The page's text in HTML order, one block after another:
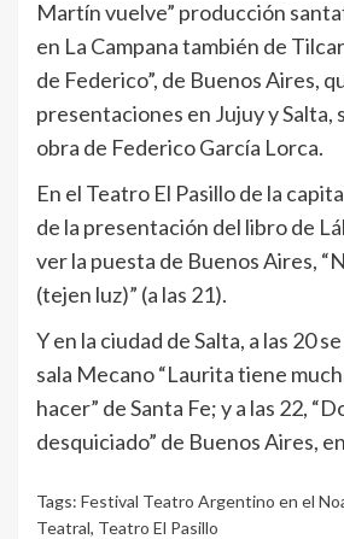
Martín vuelve” producción
en La Campana también de
de Federico”, de Buenos Aires,
presentaciones en Jujuy y Salta,
obra de Federico García Lorca.
En el Teatro El Pasillo de la
de la presentación del libro de
ver la puesta de Buenos Aires,
(tejen luz)” (a las 21).
Y en la ciudad de Salta, a las 20
sala Mecano “Laurita tiene
hacer” de Santa Fe; y a las 22,
desquiciado” de Buenos Aires,
Tags: Festival Teatro Argentino en el
Teatral, Teatro El Pasillo